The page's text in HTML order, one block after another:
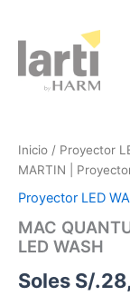
Inicio / Proyector
MARTIN |
Proyector LED
MAC
LED WASH
Soles S/.